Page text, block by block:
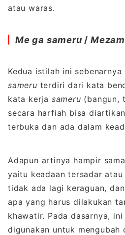
atau waras.
Me ga sameru /
Kedua istilah ini sebenarnya
sameru terdiri dari kata
kata kerja sameru (bangun,
secara harfiah bisa
terbuka dan ada dalam
Adapun artinya hampir
yaitu keadaan tersadar
tidak ada lagi keraguan,
apa yang harus dilakukan
khawatir. Pada dasarnya,
digunakan untuk